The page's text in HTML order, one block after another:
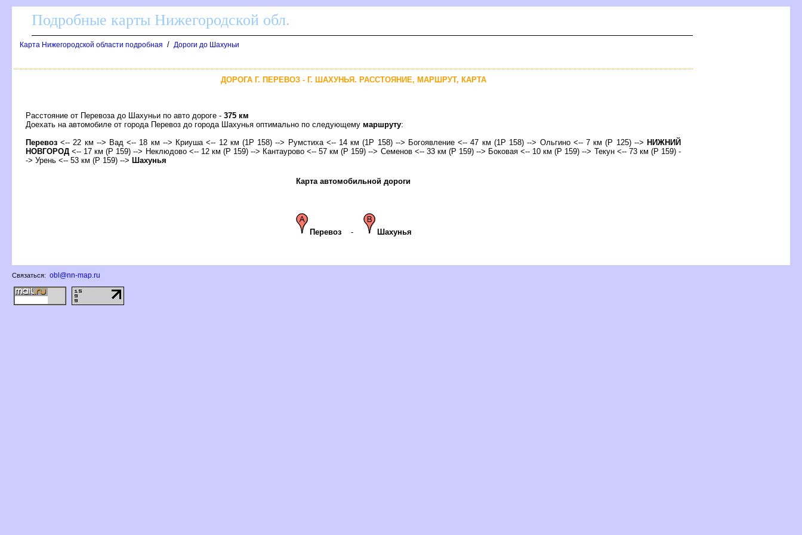
Подробные карты Нижегородской обл.
Карта Нижегородской области подробная / Дороги до Шахуньи
ДОРОГА Г. ПЕРЕВОЗ - Г. ШАХУНЬЯ. РАССТОЯНИЕ, МАРШРУТ, КАРТА
Расстояние от Перевоза до Шахуньи по авто дороге - 375 км
Доехать на автомобиле от города Перевоз до города Шахунья оптимально по следующему маршруту:
Перевоз <-- 22 км --> Вад <-- 18 км --> Криуша <-- 12 км (1Р 158) --> Румстиха <-- 14 км (1Р 158) --> Богоявление <-- 47 км (1Р 158) --> Ольгино <-- 7 км (Р 125) --> НИЖНИЙ
НОВГОРОД <-- 17 км (Р 159) --> Неклюдово <-- 12 км (Р 159) --> Кантаурово <-- 57 км (Р 159) --> Семенов <-- 33 км (Р 159) --> Боковая <-- 10 км (Р 159) --> Текун <-- 73 км (Р 159) -
-> Урень <-- 53 км (Р 159) --> Шахунья
Карта автомобильной дороги
Перевоз- Шахунья
Связаться: obl@nn-map.ru